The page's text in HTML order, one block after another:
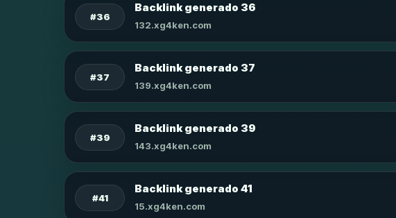
#36
Backlink generado 36
132.xg4ken.com
#37
Backlink generado 37
139.xg4ken.com
#39
Backlink generado 39
143.xg4ken.com
#41
Backlink generado 41
15.xg4ken.com